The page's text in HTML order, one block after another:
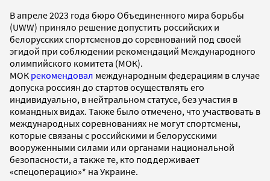
В апреле 2023 года бюро Объединенного мира борьбы
(UWW) приняло решение допустить российских и
белорусских спортсменов до соревнований под своей
эгидой при соблюдении рекомендаций Международного
олимпийского комитета (МОК).
МОК рекомендовал международным федерациям в случае
допуска россиян до стартов осуществлять его
индивидуально, в нейтральном статусе, без участия в
командных видах. Также было отмечено, что участвовать в
международных соревнованиях не могут спортсмены,
которые связаны с российскими и белорусскими
вооруженными силами или органами национальной
безопасности, а также те, кто поддерживает
«спецоперацию»* на Украине.